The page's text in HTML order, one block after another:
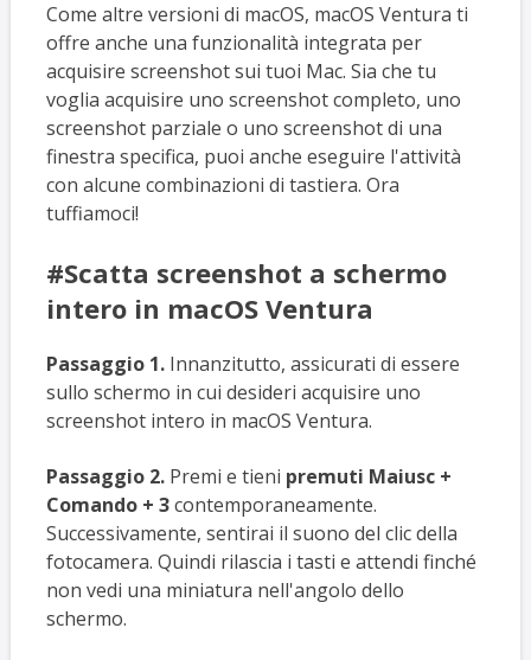
Come altre versioni di macOS, macOS Ventura ti
offre anche una funzionalità integrata per
acquisire screenshot sui tuoi Mac. Sia che tu
voglia acquisire uno screenshot completo, uno
screenshot parziale o uno screenshot di una
finestra specifica, puoi anche eseguire l'attività
con alcune combinazioni di tastiera. Ora
tuffiamoci!
#Scatta screenshot a schermo
intero in macOS Ventura
Passaggio 1.Innanzitutto, assicurati di essere
sullo schermo in cui desideri acquisire uno
screenshot intero in macOS Ventura.
Passaggio 2.Premi e tieni premuti Maiusc +
Comando + 3contemporaneamente.
Successivamente, sentirai il suono del clic della
fotocamera. Quindi rilascia i tasti e attendi finché
non vedi una miniatura nell'angolo dello
schermo.